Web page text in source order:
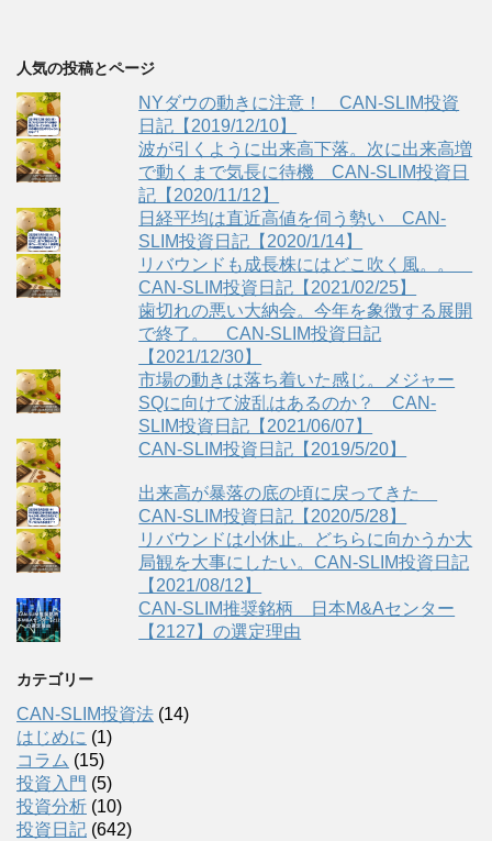
人気の投稿とページ
NYダウの動きに注意！ CAN-SLIM投資
日記【2019/12/10】
波が引くように出来高下落。次に出来高増
で動くまで気長に待機 CAN-SLIM投資日
記【2020/11/12】
日経平均は直近高値を伺う勢い CAN-
SLIM投資日記【2020/1/14】
リバウンドも成長株にはどこ吹く風。。
CAN-SLIM投資日記【2021/02/25】
歯切れの悪い大納会。今年を象徴する展開
で終了。 CAN-SLIM投資日記
【2021/12/30】
市場の動きは落ち着いた感じ。メジャー
SQに向けて波乱はあるのか？ CAN-
SLIM投資日記【2021/06/07】
CAN-SLIM投資日記【2019/5/20】
出来高が暴落の底の頃に戻ってきた
CAN-SLIM投資日記【2020/5/28】
リバウンドは小休止。どちらに向かうか大
局観を大事にしたい。CAN-SLIM投資日記
【2021/08/12】
CAN-SLIM推奨銘柄 日本M&Aセンター
【2127】の選定理由
カテゴリー
CAN-SLIM投資法 (14)
はじめに (1)
コラム (15)
投資入門 (5)
投資分析 (10)
投資日記 (642)